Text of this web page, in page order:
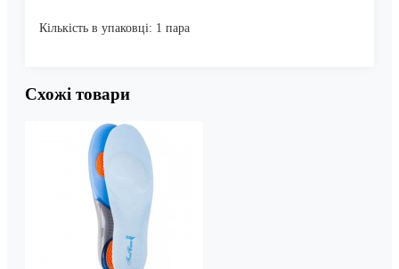
Кількість в упаковці: 1 пара
Схожі товари